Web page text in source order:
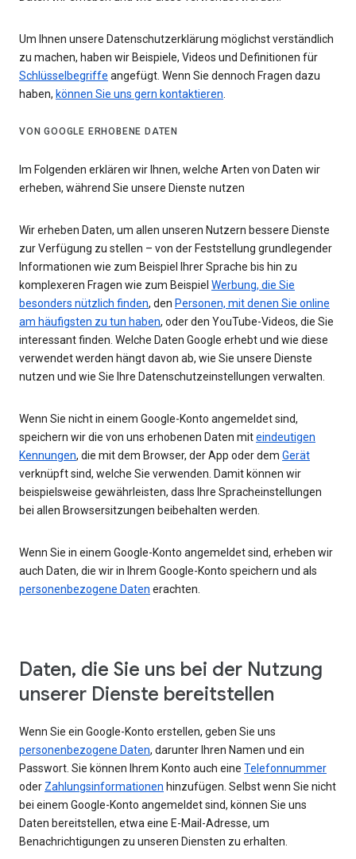
Um Ihnen unsere Datenschutzerklärung möglichst verständlich
zu machen, haben wir Beispiele, Videos und Definitionen für
Schlüsselbegriffe angefügt. Wenn Sie dennoch Fragen dazu
haben, können Sie uns gern kontaktieren.
VON GOOGLE ERHOBENE DATEN
Im Folgenden erklären wir Ihnen, welche Arten von Daten wir
erheben, während Sie unsere Dienste nutzen
Wir erheben Daten, um allen unseren Nutzern bessere Dienste
zur Verfügung zu stellen – von der Feststellung grundlegender
Informationen wie zum Beispiel Ihrer Sprache bis hin zu
komplexeren Fragen wie zum Beispiel Werbung, die Sie
besonders nützlich finden, den Personen, mit denen Sie online
am häufigsten zu tun haben, oder den YouTube-Videos, die Sie
interessant finden. Welche Daten Google erhebt und wie diese
verwendet werden hängt davon ab, wie Sie unsere Dienste
nutzen und wie Sie Ihre Datenschutzeinstellungen verwalten.
Wenn Sie nicht in einem Google-Konto angemeldet sind,
speichern wir die von uns erhobenen Daten miteindeutigen
Kennungen, die mit dem Browser, der App oder dem Gerät
verknüpft sind, welche Sie verwenden. Damit können wir
beispielsweise gewährleisten, dass Ihre Spracheinstellungen
bei allen Browsersitzungen beibehalten werden.
Wenn Sie in einem Google-Konto angemeldet sind, erheben wir
auch Daten, die wir in Ihrem Google-Konto speichern und als
personenbezogene Daten erachten.
Daten, die Sie uns bei der Nutzung
unserer Dienste bereitstellen
Wenn Sie ein Google-Konto erstellen, geben Sie uns
personenbezogene Daten, darunter Ihren Namen und ein
Passwort. Sie können Ihrem Konto auch eine Telefonnummer
oder Zahlungsinformationen hinzufügen. Selbst wenn Sie nicht
bei einem Google-Konto angemeldet sind, können Sie uns
Daten bereitstellen, etwa eine E-Mail-Adresse, um
Benachrichtigungen zu unseren Diensten zu erhalten.